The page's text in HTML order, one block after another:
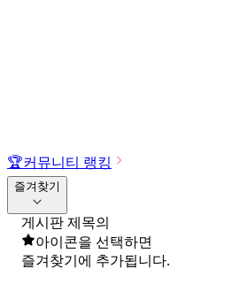
🏆커뮤니티 랭킹
즐겨찾기
게시판 제목의
아이콘을 선택하면
즐겨찾기에 추가됩니다.